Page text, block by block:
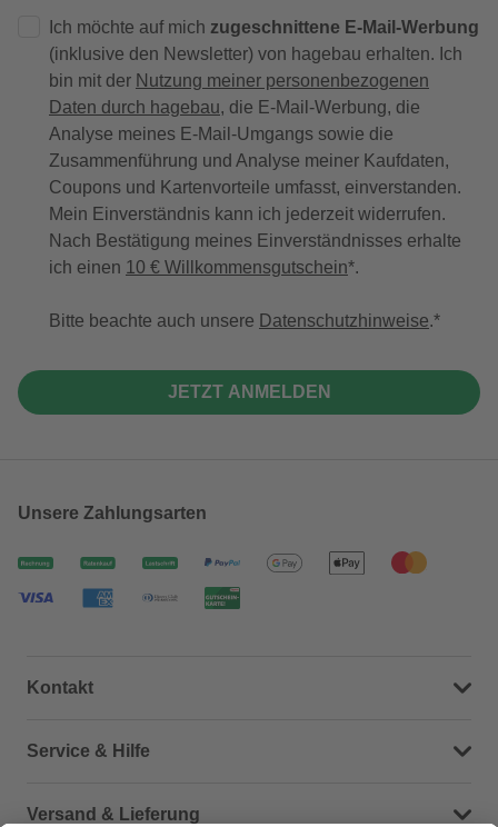
Ich möchte auf mich zugeschnittene E-Mail-Werbung
(inklusive den Newsletter) von hagebau erhalten. Ich
bin mit der Nutzung meiner personenbezogenen
Daten durch hagebau, die E-Mail-Werbung, die
Analyse meines E-Mail-Umgangs sowie die
Zusammenführung und Analyse meiner Kaufdaten,
Coupons und Kartenvorteile umfasst, einverstanden.
Mein Einverständnis kann ich jederzeit widerrufen.
Nach Bestätigung meines Einverständnisses erhalte
ich einen 10 € Willkommensgutschein*.
Bitte beachte auch unsere Datenschutzhinweise.
JETZT ANMELDEN
Unsere Zahlungsarten
Kontakt
Dein Kontakt zu uns
Service & Hilfe
Häufige Fragen (FAQ)
Versand & Lieferung